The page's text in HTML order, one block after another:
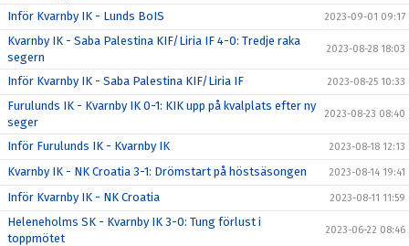
Inför Kvarnby IK - Lunds BoIS 2023-09-01 09:17
Kvarnby IK - Saba Palestina KIF/Liria IF 4-0: Tredje raka
segern
2023-08-28 18:03
Inför Kvarnby IK - Saba Palestina KIF/Liria IF 2023-08-25 10:33
Furulunds IK - Kvarnby IK 0-1: KIK upp på kvalplats efter ny
seger
2023-08-23 08:40
Inför Furulunds IK - Kvarnby IK 2023-08-18 12:13
Kvarnby IK - NK Croatia 3-1: Drömstart på höstsäsongen 2023-08-14 19:41
Inför Kvarnby IK - NK Croatia 2023-08-11 11:59
Heleneholms SK - Kvarnby IK 3-0: Tung förlust i
toppmötet
2023-06-22 08:46